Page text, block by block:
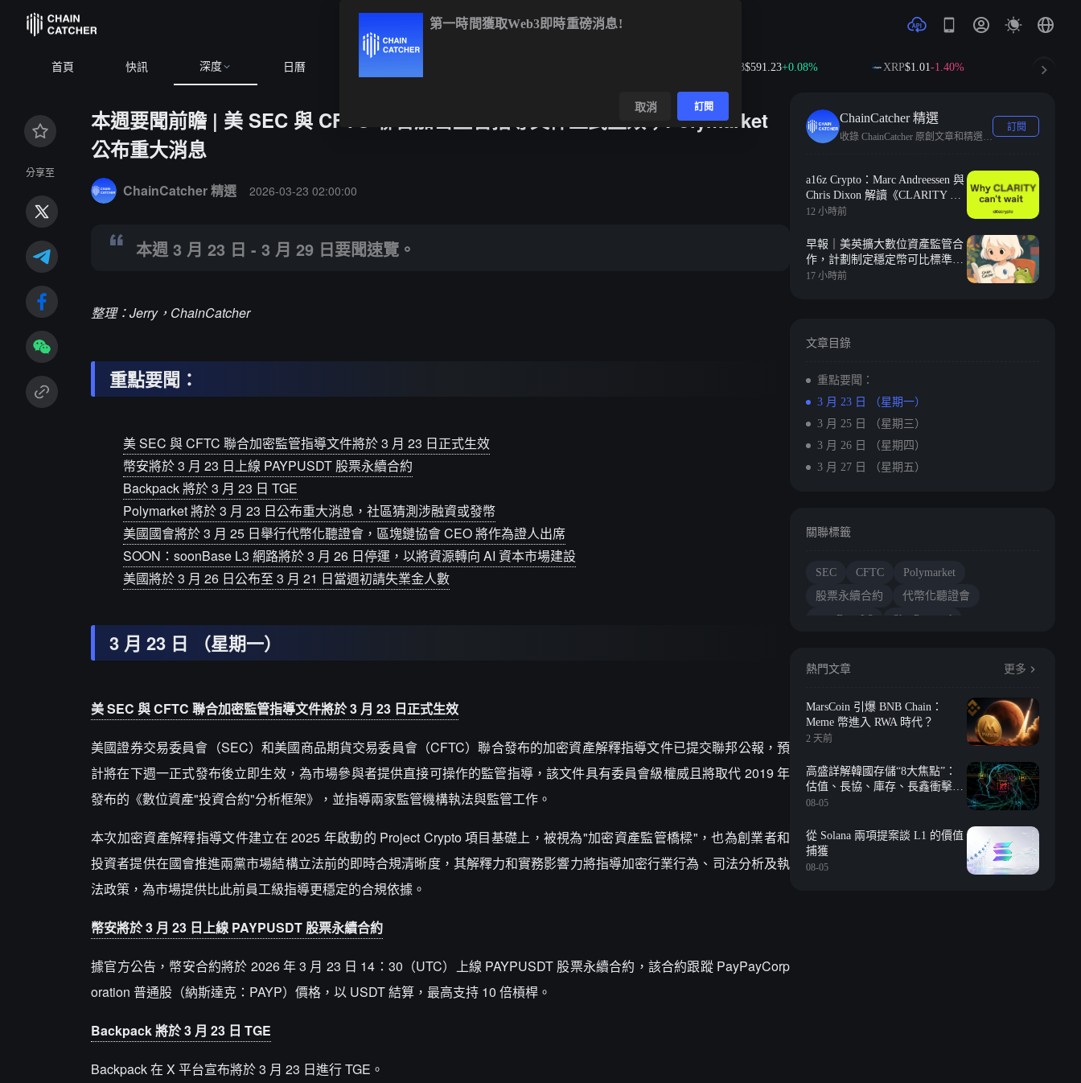
首頁 快訊 深度 日曆 $591.23+0.08% XRP$1.01-1.40% SOL$73.45
分享至
本週要聞前瞻 | 美 SEC 與 CFTC 聯合加密監管指導文件正式生效；Polymarket
公布重大消息
ChainCatcher 精選 2026-03-23 02:00:00
本週 3 月 23 日 - 3 月 29 日要聞速覽。
整理：Jerry，ChainCatcher
重點要聞：
美 SEC 與 CFTC 聯合加密監管指導文件將於 3 月 23 日正式生效
幣安將於 3 月 23 日上線 PAYPUSDT 股票永續合約
Backpack 將於 3 月 23 日 TGE
Polymarket 將於 3 月 23 日公布重大消息，社區猜測涉融資或發幣
美國國會將於 3 月 25 日舉行代幣化聽證會，區塊鏈協會 CEO 將作為證人出席
SOON：soonBase L3 網路將於 3 月 26 日停運，以將資源轉向 AI 資本市場建設
美國將於 3 月 26 日公布至 3 月 21 日當週初請失業金人數
3 月 23 日 （星期一）
美 SEC 與 CFTC 聯合加密監管指導文件將於 3 月 23 日正式生效
美國證券交易委員會（SEC）和美國商品期貨交易委員會（CFTC）聯合發布的加密資產解釋指導文件已提交聯邦公報，預
計將在下週一正式發布後立即生效，為市場參與者提供直接可操作的監管指導，該文件具有委員會級權威且將取代 2019 年
發布的《數位資產"投資合約"分析框架》，並指導兩家監管機構執法與監管工作。
本次加密資產解釋指導文件建立在 2025 年啟動的 Project Crypto 項目基礎上，被視為"加密資產監管橋樑"，也為創業者和
投資者提供在國會推進兩黨市場結構立法前的即時合規清晰度，其解釋力和實務影響力將指導加密行業行為、司法分析及執
法政策，為市場提供比此前員工級指導更穩定的合規依據。
幣安將於 3 月 23 日上線 PAYPUSDT 股票永續合約
據官方公告，幣安合約將於 2026 年 3 月 23 日 14：30（UTC）上線 PAYPUSDT 股票永續合約，該合約跟蹤 PayPayCorp
oration 普通股（納斯達克：PAYP）價格，以 USDT 結算，最高支持 10 倍槓桿。
Backpack 將於 3 月 23 日 TGE
Backpack 在 X 平台宣布將於 3 月 23 日進行 TGE。
ChainCatcher 精選
收錄 ChainCatcher 原創文章和精選快訊。
訂閱
a16z Crypto：Marc Andreessen 與
Chris Dixon 解讀《CLARITY 法
案》為何刻不容緩
12 小時前
早報｜美英擴大數位資產監管合
作，計劃制定穩定幣可比標準；
標普 500 單月新增 2.1 萬億美元
17 小時前
文章目錄
重點要聞：
3 月 23 日 （星期一）
3 月 25 日 （星期三）
3 月 26 日 （星期四）
3 月 27 日 （星期五）
關聯標籤
SEC CFTC
Polymarket
股票永續合約
代幣化聽證會
soonBase L3
Sky Protocol
熱門文章 更多
MarsCoin 引爆 BNB Chain：
Meme 幣進入 RWA 時代？
2 天前
高盛詳解韓國存儲“8大焦點”：
估值、長協、庫存、長鑫衝擊、
回購等
08-05
從 Solana 兩項提案談 L1 的價值
捕獲
08-05
第一時間獲取Web3即時重磅消息!
取消 訂閱